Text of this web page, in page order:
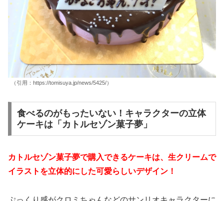
（引用：https://tomisuya.jp/news/5425/）
食べるのがもったいない！キャラクターの立体
ケーキは「カトルセゾン菓子夢」
カトルセゾン菓子夢で購入できるケーキは、生クリームで
イラストを立体的にした可愛らしいデザイン！